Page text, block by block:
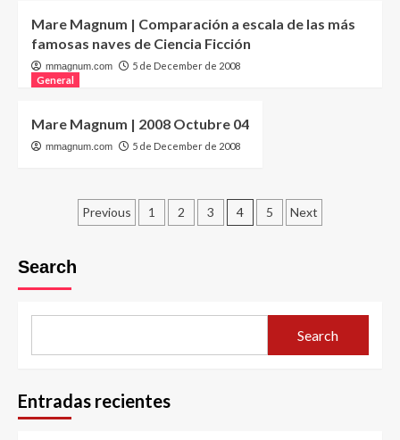
Mare Magnum | Comparación a escala de las más
famosas naves de Ciencia Ficción
mmagnum.com
5 de December de 2008
General
Mare Magnum | 2008 Octubre 04
mmagnum.com 5 de December de 2008
Posts
Previous 1 2 3 4 5 Next
Search
Search
Entradas recientes